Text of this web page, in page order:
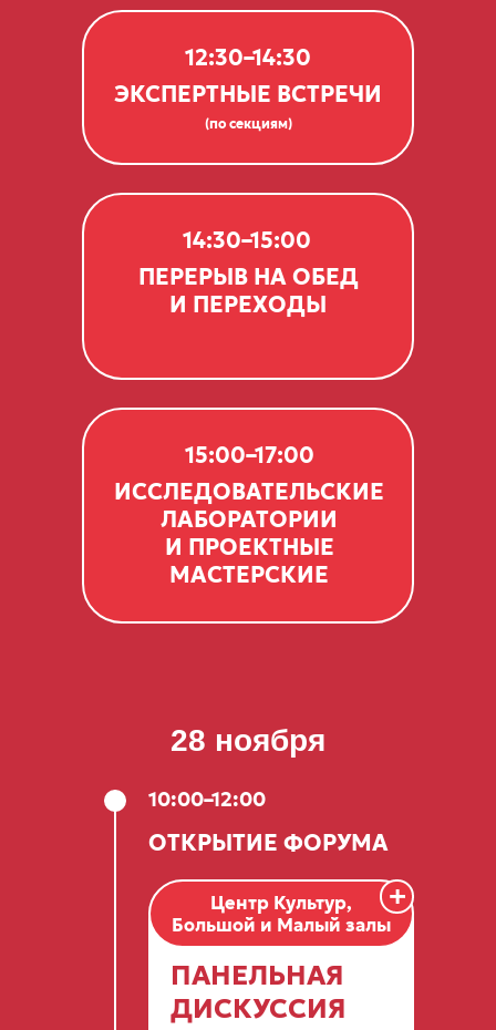
15:00–17:00
ИССЛЕДОВАТЕЛЬСКИЕ
ЛАБОРАТОРИИ
И ПРОЕКТНЫЕ
МАСТЕРСКИЕ
14:30–15:00
ПЕРЕРЫВ НА ОБЕД
И ПЕРЕХОДЫ
12:30–14:30
ЭКСПЕРТНЫЕ ВСТРЕЧИ
(по секциям)
11:00–13:00
(по секциям)
ВСТРЕЧА УЧАСТНИКОВ
ЯРМАРКА ПАРТНЁРОВ
ПАНЕЛЬНАЯ
ДИСКУССИЯ
Центр Культур,
Большой и Малый залы
+
ОТКРЫТИЕ ФОРУМА
10:00–12:00
28 ноября